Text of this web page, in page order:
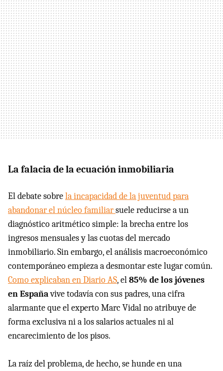
La falacia de la ecuación inmobiliaria
El debate sobrela incapacidad de la juventud para
abandonar el núcleo familiarsuele reducirse a un
diagnóstico aritmético simple: la brecha entre los
ingresos mensuales y las cuotas del mercado
inmobiliario. Sin embargo, el análisis macroeconómico
contemporáneo empieza a desmontar este lugar común.
Como explicaban en Diario AS, el85% de los jóvenes
en Españavive todavía con sus padres, una cifra
alarmante que el experto Marc Vidal no atribuye de
forma exclusiva ni a los salarios actuales ni al
encarecimiento de los pisos.
La raíz del problema, de hecho, se hunde en una